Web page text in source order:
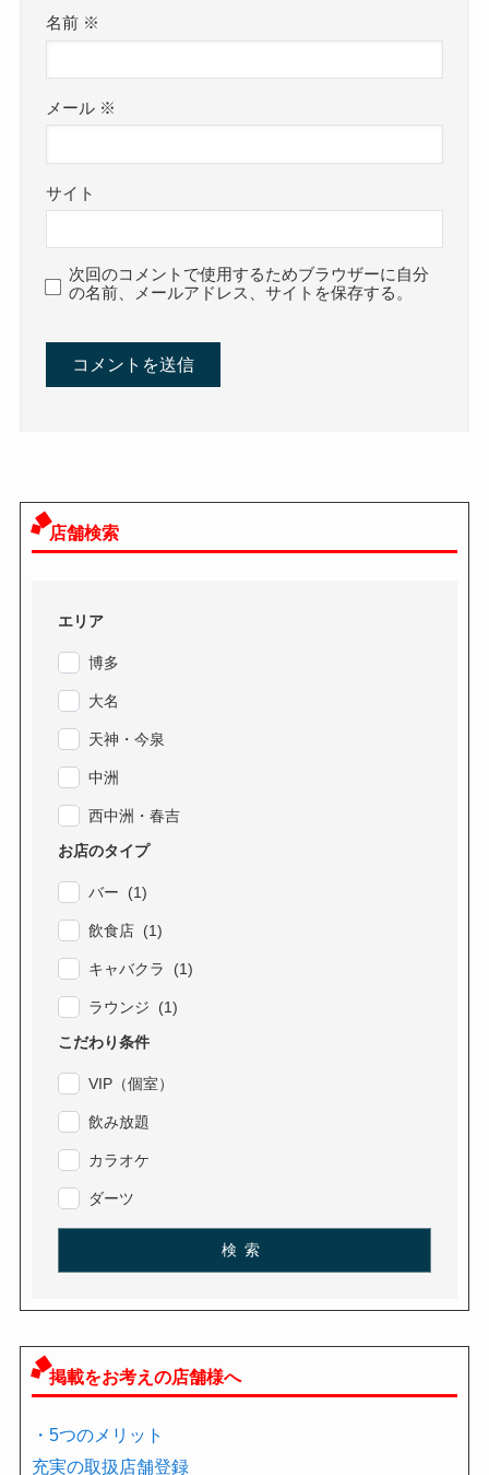
名前 ※
メール ※
サイト
次回のコメントで使用するためブラウザーに自分
の名前、メールアドレス、サイトを保存する。
店舗検索
エリア
博多
大名
天神・今泉
中洲
西中洲・春吉
お店のタイプ
バー (1)
飲食店 (1)
キャバクラ (1)
ラウンジ (1)
こだわり条件
VIP（個室）
飲み放題
カラオケ
ダーツ
検索
掲載をお考えの店舗様へ
・5つのメリット
充実の取扱店舗登録